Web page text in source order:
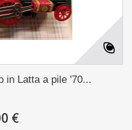
in Latta a pile '70...
€